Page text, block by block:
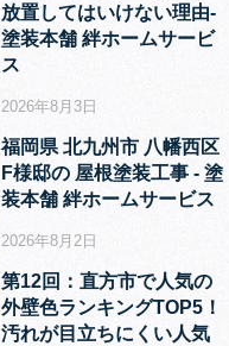
放置してはいけない理由‐
塗装本舗 絆ホームサービ
ス
2026年8月3日
福岡県 北九州市 八幡西区
F様邸の 屋根塗装工事 ‐ 塗
装本舗 絆ホームサービス
2026年8月2日
第12回：直方市で人気の
外壁色ランキングTOP5！
汚れが目立ちにくい人気